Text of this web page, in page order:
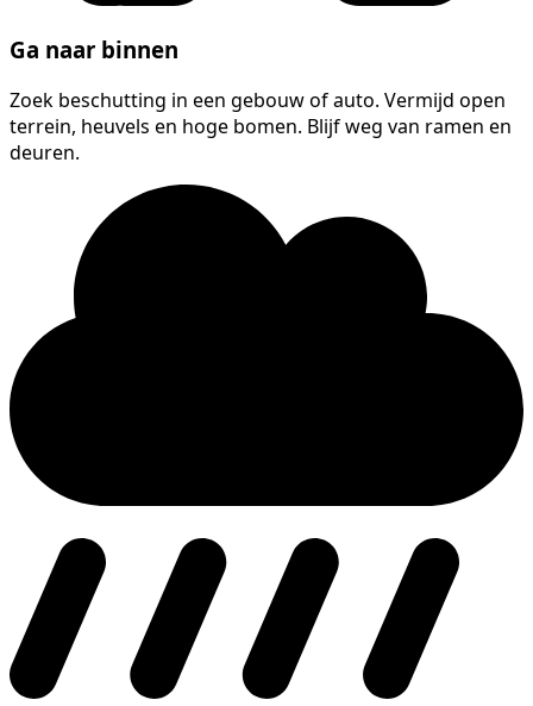
Ga naar binnen
Zoek beschutting in een gebouw of auto. Vermijd open
terrein, heuvels en hoge bomen. Blijf weg van ramen en
deuren.